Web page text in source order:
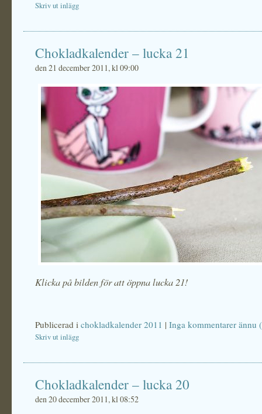
Skriv ut inlägg
Chokladkalender – lucka 21
den 21 december 2011, kl 09:00
Klicka på bilden för att öppna lucka 21!
Publicerad i chokladkalender 2011 | Inga kommentarer ännu
Skriv ut inlägg
Chokladkalender – lucka 20
den 20 december 2011, kl 08:52